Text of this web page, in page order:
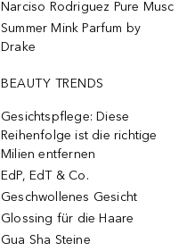
Narciso Rodriguez Pure Musc
Summer Mink Parfum by
Drake
BEAUTY TRENDS
Gesichtspflege: Diese
Reihenfolge ist die richtige
Milien entfernen
EdP, EdT & Co.
Geschwollenes Gesicht
Glossing für die Haare
Gua Sha Steine